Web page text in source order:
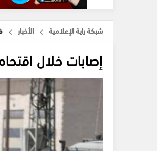
شبكة راية الإعلامية الأخبار
إصابات خلال